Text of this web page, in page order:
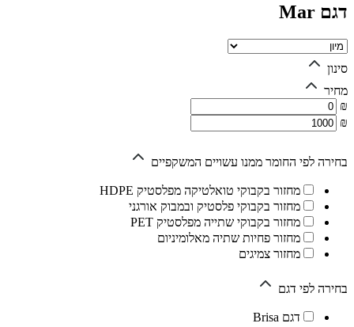
דגם Mar
סינון
מחיר
₪
₪
בחירה לפי החומר ממנו עשויים המשקפיים
מחזור בקבוקי טואלטיקה מפלסטיק HDPE
מחזור בקבוקי פלסטיק ובמבוק אורגני
מחזור בקבוקי שתייה מפלסטיק PET
מחזור פחיות שתיה מאלומיניום
מחזור צמיגים
בחירה לפי דגם
דגם Brisa